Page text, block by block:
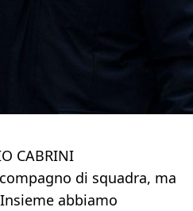
CABRINI
di squadra, ma
abbiamo